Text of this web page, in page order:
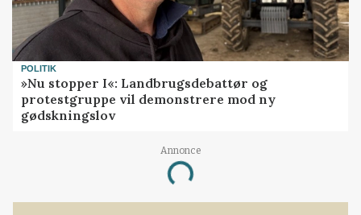
POLITIK
»Nu stopper I«: Landbrugsdebattør og
protestgruppe vil demonstrere mod ny
gødskningslov
Annonce
Loading...